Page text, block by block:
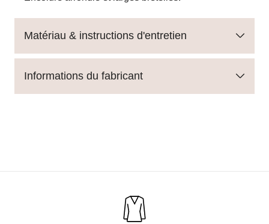
Matériau & instructions d'entretien
Informations du fabricant